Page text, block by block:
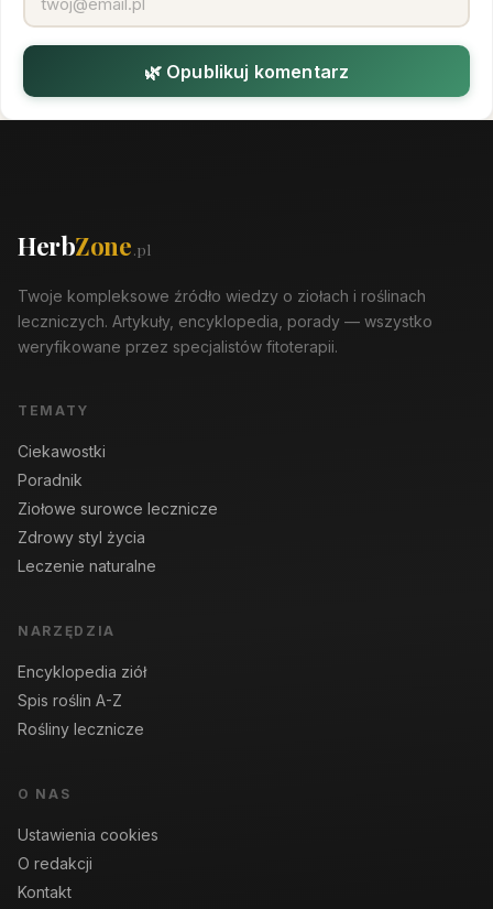
🌿 Opublikuj komentarz
HerbZone.pl
Twoje kompleksowe źródło wiedzy o ziołach i roślinach
leczniczych. Artykuły, encyklopedia, porady — wszystko
weryfikowane przez specjalistów fitoterapii.
TEMATY
Ciekawostki
Poradnik
Ziołowe surowce lecznicze
Zdrowy styl życia
Leczenie naturalne
NARZĘDZIA
Encyklopedia ziół
Spis roślin A-Z
Rośliny lecznicze
O NAS
Ustawienia cookies
O redakcji
Kontakt